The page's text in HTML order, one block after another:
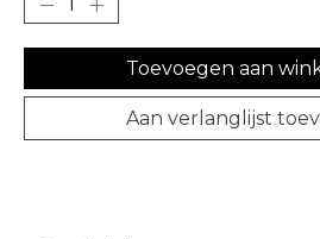
Toevoegen aan
Aan verlanglijst